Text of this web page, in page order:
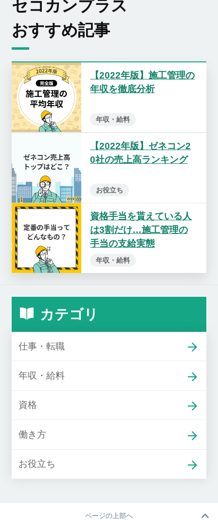
セコカンプラス
おすすめ記事
【2022年版】施工管理の
年収を徹底分析
年収・給料
【2022年版】ゼネコン2
0社の売上高ランキング
お役立ち
資格手当を貰えている人
は3割だけ…施工管理の
手当の支給実態
年収・給料
カテゴリ
仕事・転職
年収・給料
資格
働き方
お役立ち
ページの上部へ